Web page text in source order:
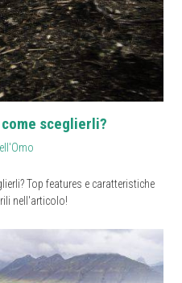
sceglierli?
Top features e caratteristiche
nell'articolo!